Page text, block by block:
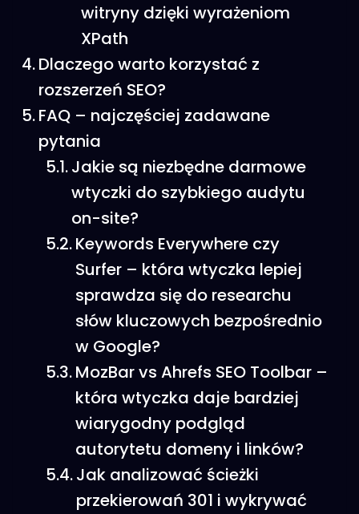
witryny dzięki wyrażeniom
XPath
Dlaczego warto korzystać z
rozszerzeń SEO?
FAQ – najczęściej zadawane
pytania
Jakie są niezbędne darmowe
wtyczki do szybkiego audytu
on-site?
Keywords Everywhere czy
Surfer – która wtyczka lepiej
sprawdza się do researchu
słów kluczowych bezpośrednio
w Google?
MozBar vs Ahrefs SEO Toolbar –
która wtyczka daje bardziej
wiarygodny podgląd
autorytetu domeny i linków?
Jak analizować ścieżki
przekierowań 301 i wykrywać